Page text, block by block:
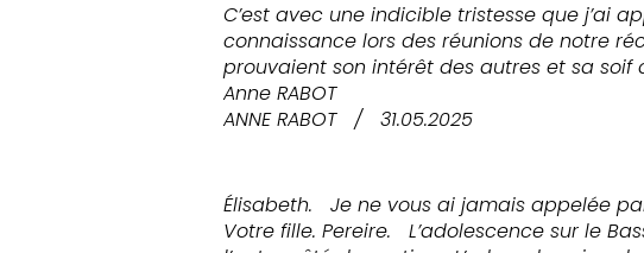
C’est avec une indicible tristesse que j’ai
connaissance lors des réunions de notre
prouvaient son intérêt des autres et sa
Anne RABOT
ANNE RABOT
/ 31.05.2025
Élisabeth. Je ne vous ai jamais appelée
Votre fille. Pereire. L’adolescence sur le